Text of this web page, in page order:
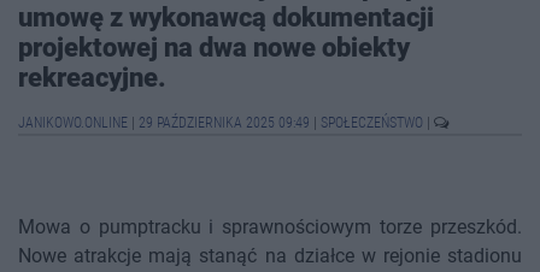
umowę z wykonawcą dokumentacji
projektowej na dwa nowe obiekty
rekreacyjne.
JANIKOWO.ONLINE 29 PAŹDZIERNIKA 2025 09:49 SPOŁECZEŃSTWO
Mowa o pumptracku i sprawnościowym torze przeszkód.
Nowe atrakcje mają stanąć na działce w rejonie stadionu